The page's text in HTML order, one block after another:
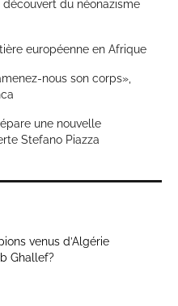
du néonazisme
européenne en Afrique
nous son corps»,
une nouvelle
Stefano Piazza
venus d’Algérie
Ghallef?